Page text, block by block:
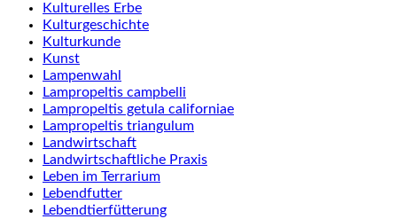
Kulturelles Erbe
Kulturgeschichte
Kulturkunde
Kunst
Lampenwahl
Lampropeltis campbelli
Lampropeltis getula californiae
Lampropeltis triangulum
Landwirtschaft
Landwirtschaftliche Praxis
Leben im Terrarium
Lebendfutter
Lebendtierfütterung